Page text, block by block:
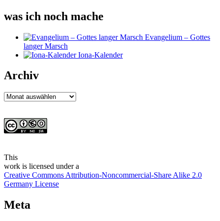
was ich noch mache
Evangelium – Gottes
langer Marsch
Iona-Kalender
Archiv
Archiv
This
work is licensed under a
Creative Commons Attribution-Noncommercial-Share Alike 2.0
Germany License
Meta